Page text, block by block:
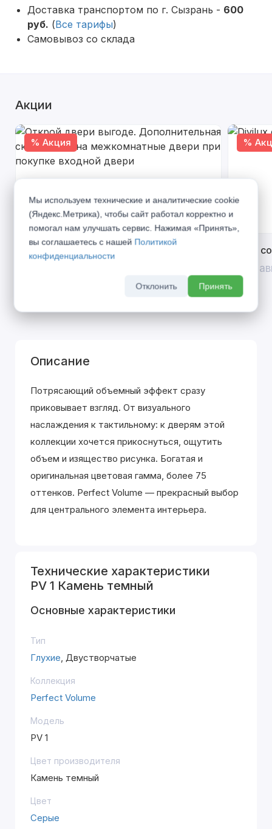
Доставка транспортом по г. Сызрань - 600
руб. (Все тарифы)
Самовывоз со склада
Акции
% Акция
Открой двери выгоде. Дополнительная
скидка 10% на межкомнатные двери при
%
Divilux
До 31
Описание
Потрясающий объемный эффект сразу
приковывает взгляд. От визуального
наслаждения к тактильному: к дверям этой
коллекции хочется прикоснуться, ощутить
объем и изящество рисунка. Богатая и
оригинальная цветовая гамма, более 75
оттенков. Perfect Volume — прекрасный выбор
для центрального элемента интерьера.
Технические характеристики
PV 1 Камень темный
Основные характеристики
Тип
Глухие, Двустворчатые
Коллекция
Perfect Volume
Модель
PV 1
Цвет производителя
Камень темный
Цвет
Серые
Мы используем технические и аналитические cookie
(Яндекс.Метрика), чтобы сайт работал корректно и
помогал нам улучшать сервис. Нажимая «Принять»,
вы соглашаетесь с нашей Политикой
конфиденциальности
Отклонить Принять